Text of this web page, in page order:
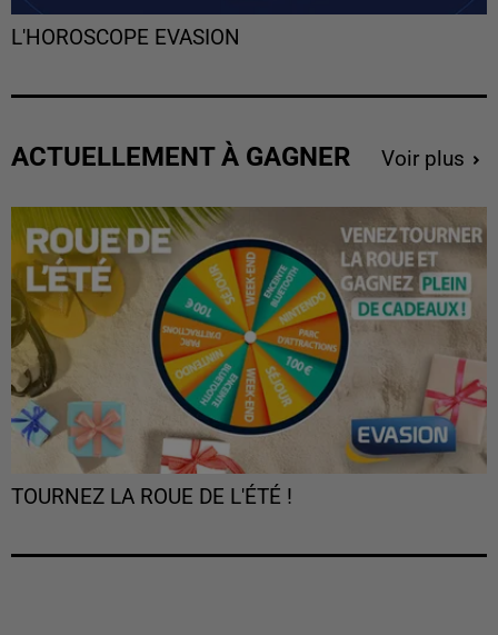
L'HOROSCOPE EVASION
ACTUELLEMENT À GAGNER Voir plus
TOURNEZ LA ROUE DE L'ÉTÉ !